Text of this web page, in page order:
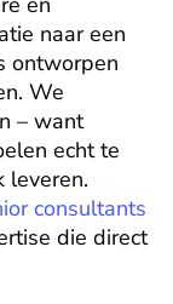
naar een
ontworpen
We
– want
echt te
leveren.
consultants
die direct